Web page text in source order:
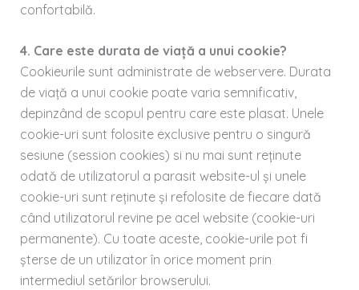
confortabilă.
4. Care este durata de viață a unui cookie?
Cookieurile sunt administrate de webservere. Durata
de viață a unui cookie poate varia semnificativ,
depinzând de scopul pentru care este plasat. Unele
cookie-uri sunt folosite exclusive pentru o singură
sesiune (session cookies) si nu mai sunt reținute
odată de utilizatorul a parasit website-ul și unele
cookie-uri sunt reținute și refolosite de fiecare dată
când utilizatorul revine pe acel website (cookie-uri
permanente). Cu toate aceste, cookie-urile pot fi
șterse de un utilizator în orice moment prin
intermediul setărilor browserului.